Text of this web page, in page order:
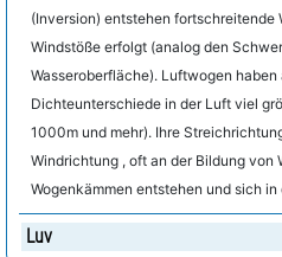
(Inversion) entstehen fortschreitende
Windstöße erfolgt (analog den
Wasseroberfläche). Luftwogen
Dichteunterschiede in der Luft viel
1000m und mehr). Ihre
Windrichtung , oft an der Bildung von
Wogenkämmen entstehen und sich
Luv